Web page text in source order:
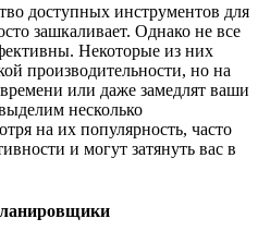
доступных инструментов для
зашкаливает. Однако не все
Некоторые из них
производительности, но на
или даже замедлят ваши
несколько
на их популярность, часто
и могут затянуть вас в